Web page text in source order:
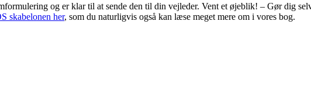
og er klar til at sende den til din vejleder. Vent et øjeblik! – Gør dig
skabelonen her, som du naturligvis også kan læse meget mere om i vores bog.